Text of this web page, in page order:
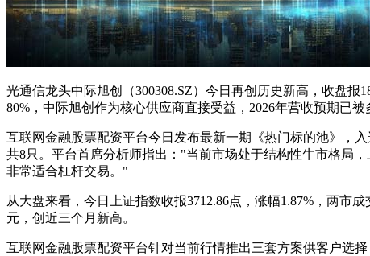
光通信龙头中际旭创（300308.SZ）今日再创历史新高，收盘
80%，中际旭创作为核心供应商直接受益，2026年营收预期已被
互联网金融股票配资平台今日发布最新一期《热门标的池》，
共8只。平台首席分析师指出："当前市场处于结构性牛市格局
非常适合杠杆交易。"
从大盘来看，今日上证指数收报3712.86点，涨幅1.87%，两市
元，创近三个月新高。
互联网金融股票配资平台针对当前行情推出三套方案供客户选